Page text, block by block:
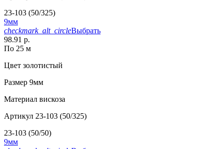
23-103 (50/325)
9мм
checkmark_alt_circleВыбрать
98.91 р.
По 25 м
Цвет золотистый
Размер 9мм
Материал вискоза
Артикул 23-103 (50/325)
23-103 (50/50)
9мм